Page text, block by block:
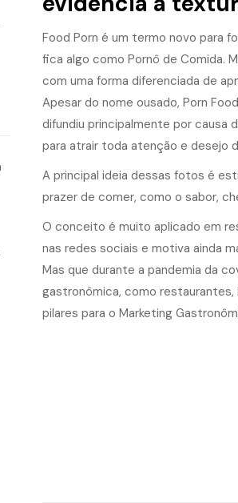
Food Porn é um termo novo para
fica algo como Pornô de Comida.
com uma forma diferenciada de
Apesar do nome ousado, Porn Food
difundiu principalmente por causa
para atrair toda atenção e desejo
A principal ideia dessas fotos é
prazer de comer, como o sabor,
O conceito é muito aplicado em
nas redes sociais e motiva ainda
Mas que durante a pandemia da
gastronômica, como
pilares para o Marketing